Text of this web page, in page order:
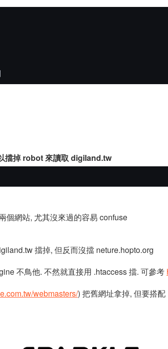
擋掉 robot 來讀取 digiland.tw
個網站, 尤其沒來過的容易 confuse
擋掉, 但反而沒擋 neture.hopto.org
不鳥他. 不然就直接用 .htaccess 擋. 可參考
webmasters/) 把舊網址拿掉, 但要搭